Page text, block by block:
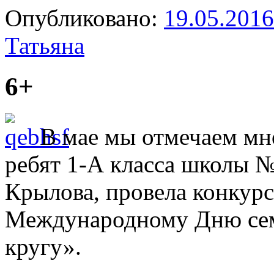
Опубликовано: 19.05.2016
Татьяна
6+
В мае мы отмечаем
ребят 1-А класса школы
Крылова, провела
Международному Дню
кругу».